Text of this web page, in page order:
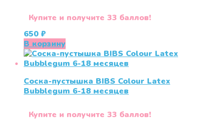
Купите и получите 33 баллов!
650 ₽
В корзину
Соска-пустышка BIBS Colour Latex
Bubblegum 6-18 меcяцев
Купите и получите 33 баллов!